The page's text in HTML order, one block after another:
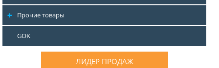
Прочие товары
GOK
ЛИДЕР ПРОДАЖ